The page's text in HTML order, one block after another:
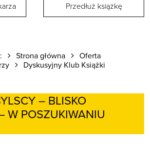
Przedłuż książkę
Strona główna
Oferta
Dyskusyjny Klub Książki
– BLISKO
W POSZUKIWANIU